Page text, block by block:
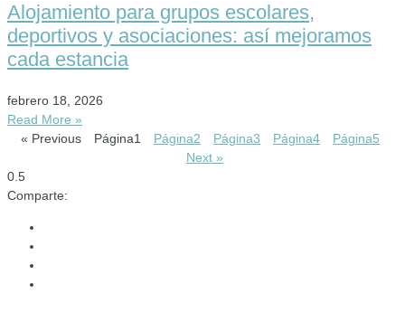
Alojamiento para grupos escolares,
deportivos y asociaciones: así mejoramos
cada estancia
febrero 18, 2026
Read More »
« Previous
Página1 Página2 Página3 Página4 Página5
Next »
Comparte: